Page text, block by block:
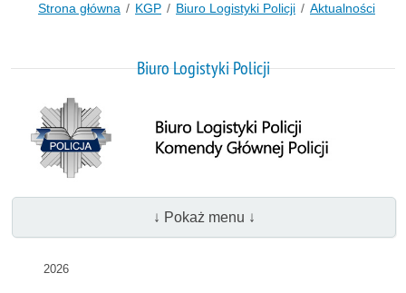
Strona główna KGP Biuro Logistyki Policji Aktualności
Biuro Logistyki Policji
↓ Pokaż menu ↓
2026